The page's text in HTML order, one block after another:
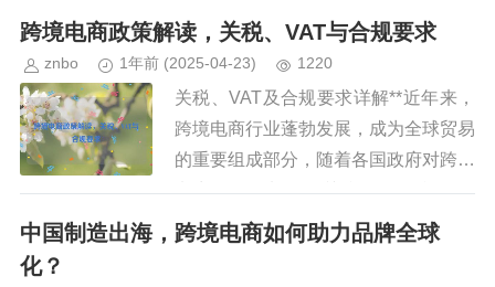
忧：未来5年，跨境电商会不会达到饱
跨境电商政策解读，关税、VAT与合规要求
znbo 1年前 (2025-04-23) 1220
关税、VAT及合规要求详解**近年来，
跨境电商行业蓬勃发展，成为全球贸易
的重要组成部分，随着各国政府对跨境
电商监管的加强，关税、增值税（VA
T）及合规要求成为企业必须面对的关
中国制造出海，跨境电商如何助力品牌全球
化？